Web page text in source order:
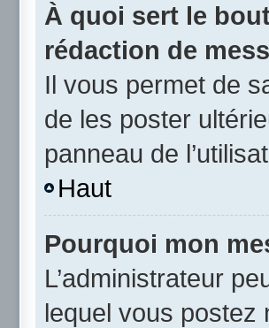
À quoi sert le
rédaction de
Il vous permet de
de les poster
panneau de
Haut
Pourquoi mon
L’administrateur
lequel vous postez